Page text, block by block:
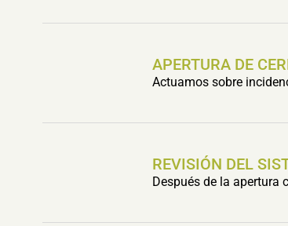
APERTURA DE
Actuamos sobre
REVISIÓN DEL
Después de la apertura